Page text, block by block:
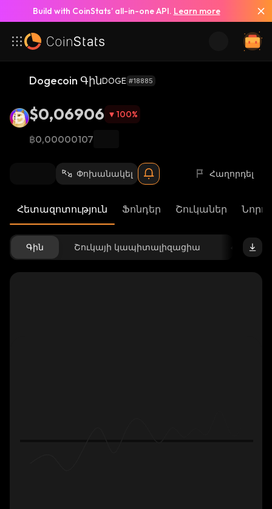
Build with CoinStats’ all-in-one API. Learn more
Dogecoin ԳինDOGE #18885
$0,06906 100%
฿0,00000107
Փոխանակել Հաղորդել
Հետազոտություն Ֆոնդեր Շուկաներ
Գին Շուկայի կապիտալիզացիա